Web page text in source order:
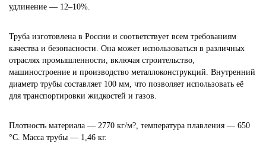
удлинение — 12–10%.
Труба изготовлена в России и соответствует всем требованиям
качества и безопасности. Она может использоваться в различных
отраслях промышленности, включая строительство,
машиностроение и производство металлоконструкций. Внутренний
диаметр трубы составляет 100 мм, что позволяет использовать её
для транспортировки жидкостей и газов.
Плотность материала — 2770 кг/м?, температура плавления — 650
°C. Масса трубы — 1,46 кг.